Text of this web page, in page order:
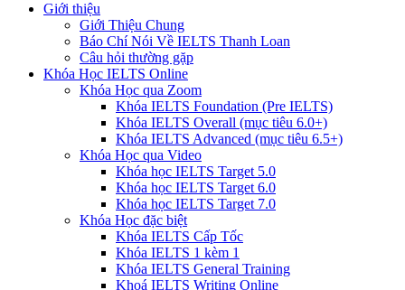
Giới thiệu
Giới Thiệu Chung
Báo Chí Nói Về IELTS Thanh Loan
Câu hỏi thường gặp
Khóa Học IELTS Online
Khóa Học qua Zoom
Khóa IELTS Foundation (Pre IELTS)
Khóa IELTS Overall (mục tiêu 6.0+)
Khóa IELTS Advanced (mục tiêu 6.5+)
Khóa Học qua Video
Khóa học IELTS Target 5.0
Khóa học IELTS Target 6.0
Khóa học IELTS Target 7.0
Khóa Học đặc biệt
Khóa IELTS Cấp Tốc
Khóa IELTS 1 kèm 1
Khóa IELTS General Training
Khoá IELTS Writing Online